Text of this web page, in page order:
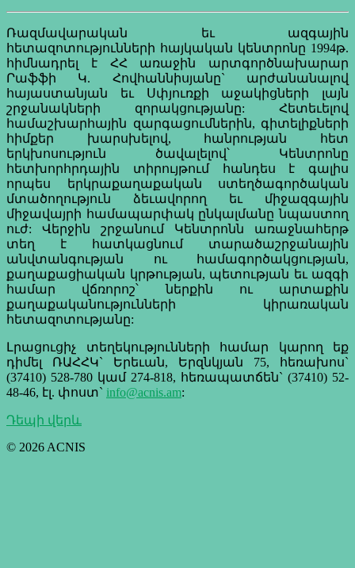
Ռազմավարական եւ ազգային
հետազոտությունների հայկական կենտրոնը 1994թ.
հիմնադրել է ՀՀ առաջին արտգործնախարար
Րաֆֆի Կ. Հովհաննիսյանը` արժանանալով
հայաստանյան եւ Սփյուռքի աջակիցների լայն
շրջանակների զորակցությանը: Հետեւելով
համաշխարհային զարգացումներին, գիտելիքների
հիմքեր խարսխելով, հանրության հետ
երկխոսություն ծավալելով՝ Կենտրոնը
հետխորհրդային տիրույթում հանդես է գալիս
որպես երկրաքաղաքական ստեղծագործական
մտածողություն ձեւավորող եւ միջազգային
միջավայրի համապարփակ ընկալմանը նպաստող
ուժ: Վերջին շրջանում Կենտրոնն առաջնահերթ
տեղ է հատկացնում տարածաշրջանային
անվտանգության ու համագործակցության,
քաղաքացիական կրթության, պետության եւ ազգի
համար վճռորոշ՝ ներքին ու արտաքին
քաղաքականությունների կիրառական
հետազոտությանը:
Լրացուցիչ տեղեկությունների համար կարող եք
դիմել ՌԱՀՀԿ` Երեւան, Երզնկյան 75, հեռախոս`
(37410) 528-780 կամ 274-818, հեռապատճեն` (37410) 52-
48-46, էլ. փոստ` info@acnis.am:
Դեպի վերև
© 2026 ACNIS